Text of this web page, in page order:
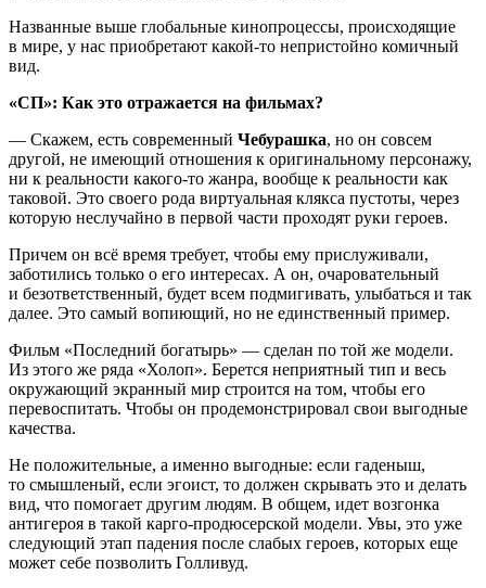
Названные выше глобальные кинопроцессы, происходящие
в мире, у нас приобретают какой-то непристойно комичный
вид.
«СП»: Как это отражается на фильмах?
— Скажем, есть современный Чебурашка, но он совсем
другой, не имеющий отношения к оригинальному персонажу,
ни к реальности какого-то жанра, вообще к реальности как
таковой. Это своего рода виртуальная клякса пустоты, через
которую неслучайно в первой части проходят руки героев.
Причем он всё время требует, чтобы ему прислуживали,
заботились только о его интересах. А он, очаровательный
и безответственный, будет всем подмигивать, улыбаться и так
далее. Это самый вопиющий, но не единственный пример.
Фильм «Последний богатырь» — сделан по той же модели.
Из этого же ряда «Холоп». Берется неприятный тип и весь
окружающий экранный мир строится на том, чтобы его
перевоспитать. Чтобы он продемонстрировал свои выгодные
качества.
Не положительные, а именно выгодные: если гаденыш,
то смышленый, если эгоист, то должен скрывать это и делать
вид, что помогает другим людям. В общем, идет возгонка
антигероя в такой карго-продюсерской модели. Увы, это уже
следующий этап падения после слабых героев, которых еще
может себе позволить Голливуд.